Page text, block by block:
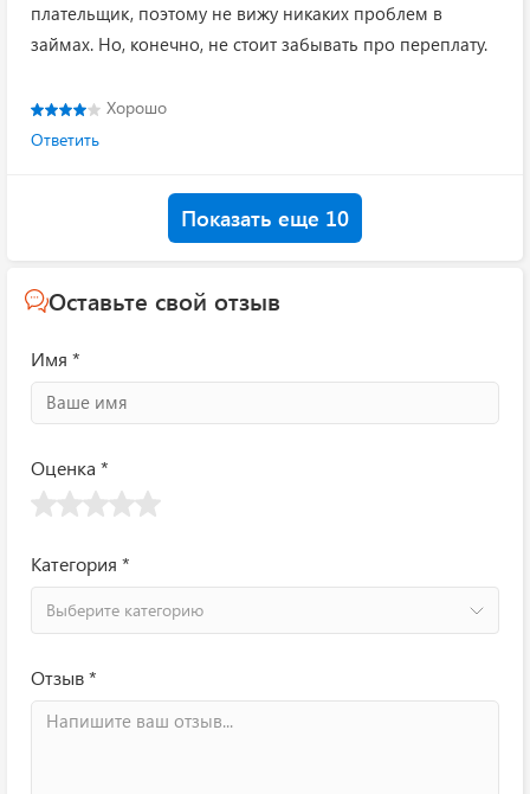
плательщик, поэтому не вижу никаких проблем в
займах. Но, конечно, не стоит забывать про переплату.
Хорошо
Ответить
Показать еще 10
Оставьте свой отзыв
Имя *
Оценка *
Категория *
Выберите категорию
Отзыв *